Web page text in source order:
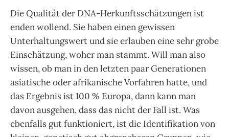
Die Qualität der DNA-Herkunftsschätzungen ist
enden wollend. Sie haben einen gewissen
Unterhaltungswert und sie erlauben eine sehr grobe
Einschätzung, woher man stammt. Will man also
wissen, ob man in den letzten paar Generationen
asiatische oder afrikanische Vorfahren hatte, und
das Ergebnis ist 100 % Europa, dann kann man
davon ausgehen, dass das nicht der Fall ist. Was
ebenfalls gut funktioniert, ist die Identifikation von